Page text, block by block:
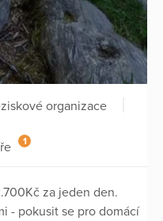
organizace
1
za jeden den.
- pokusit se pro domácí